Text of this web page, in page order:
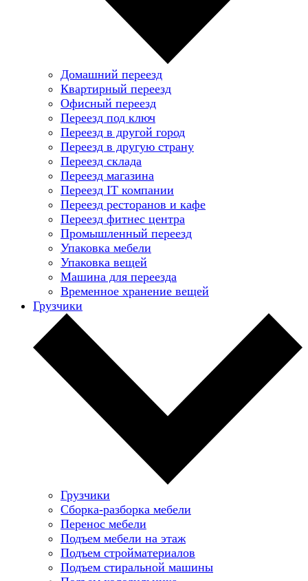
Домашний переезд
Квартирный переезд
Офисный переезд
Переезд под ключ
Переезд в другой город
Переезд в другую страну
Переезд склада
Переезд магазина
Переезд IT компании
Переезд ресторанов и кафе
Переезд фитнес центра
Промышленный переезд
Упаковка мебели
Упаковка вещей
Машина для переезда
Временное хранение вещей
Грузчики
Грузчики
Сборка-разборка мебели
Перенос мебели
Подъем мебели на этаж
Подъем стройматериалов
Подъем стиральной машины